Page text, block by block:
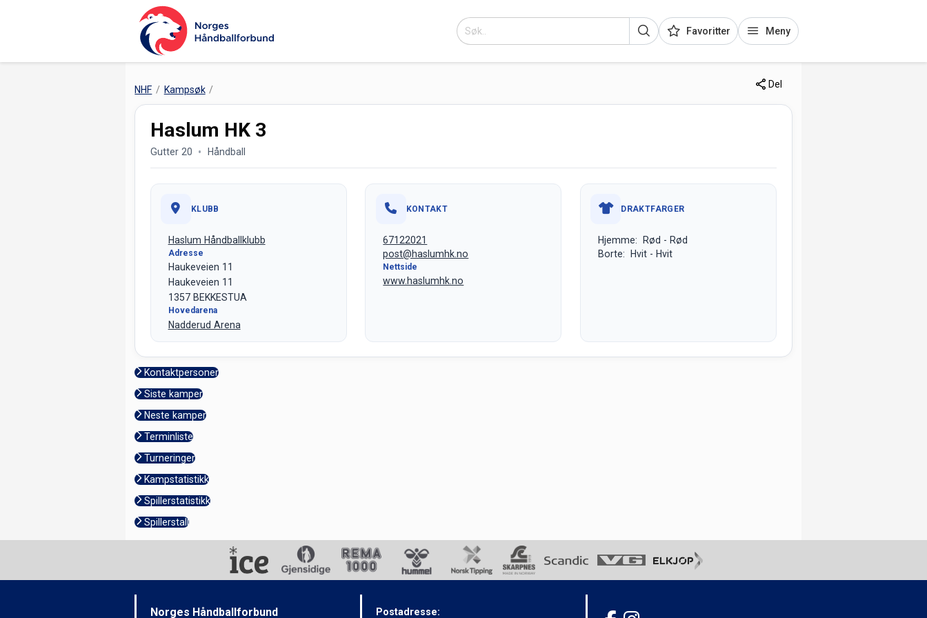
Favoritter Meny
NHF Kampsøk Del
Haslum HK 3
Gutter 20 Håndball
KLUBB
Haslum Håndballklubb
Adresse
Haukeveien 11
Haukeveien 11
1357 BEKKESTUA
Hovedarena
Nadderud Arena
KONTAKT
67122021
post@haslumhk.no
Nettside
www.haslumhk.no
DRAKTFARGER
Hjemme: Rød - Rød
Borte: Hvit - Hvit
Kontaktpersoner
Siste kamper
Neste kamper
Terminliste
Turneringer
Kampstatistikk
Spillerstatistikk
Spillerstall
Norges Håndballforbund Postadresse: